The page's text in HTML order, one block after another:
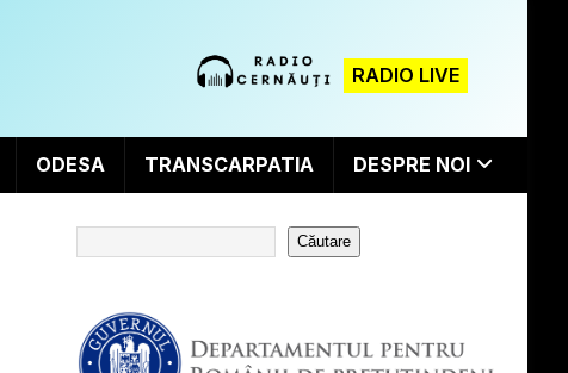
RADIO LIVE
ODESA TRANSCARPATIA DESPRE NOI
Căutare